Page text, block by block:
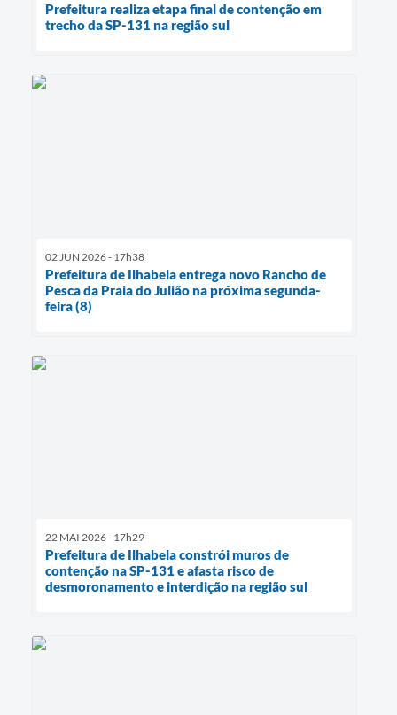
Prefeitura realiza etapa final de contenção em
trecho da SP-131 na região sul
02 JUN 2026 - 17h38
Prefeitura de Ilhabela entrega novo Rancho de
Pesca da Praia do Julião na próxima segunda-
feira (8)
22 MAI 2026 - 17h29
Prefeitura de Ilhabela constrói muros de
contenção na SP-131 e afasta risco de
desmoronamento e interdição na região sul